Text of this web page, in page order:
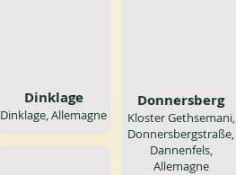
Dinklage
Dinklage, Allemagne
Donnersberg
Kloster Gethsemani,
Donnersbergstraße,
Dannenfels,
Allemagne